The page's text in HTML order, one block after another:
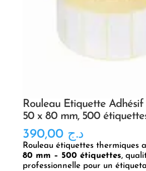
Rouleau Étiquette
50 x 80 mm, 500
د.ج 390,00
Rouleau étiquettes thermiques
80 mm – 500 étiquettes,
professionnelle pour un